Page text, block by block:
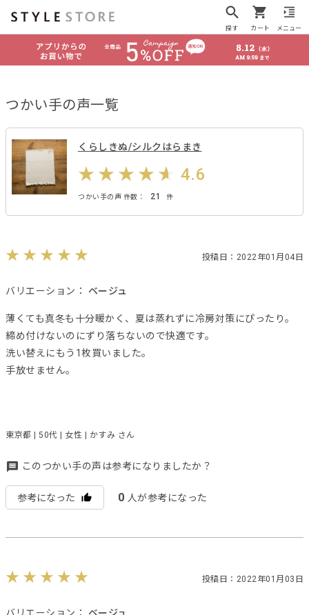
探す カート メニュー
つかい手の声一覧
くらしきぬ/シルクはらまき
4.6
つかい手の声 件数： 21 件
投稿日：2022年01月04日
バリエーション： ベージュ
薄くても真冬も十分暖かく、夏は蒸れずに冷房対策にぴったり。
締め付けないのにずり落ちないので快適です。
洗い替えにもう1枚買いました。
手放せません。
東京都 | 50代 | 女性 | かすみ さん
このつかい手の声は参考になりましたか？
参考になった 0 人が参考になった
投稿日：2022年01月03日